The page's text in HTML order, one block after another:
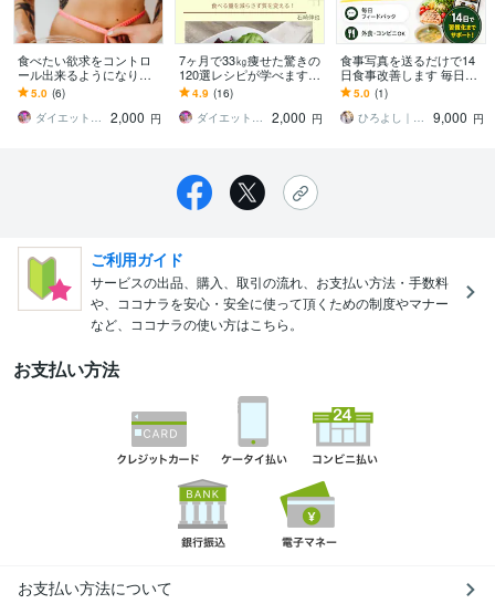
食べたい欲求をコントロ
ール出来るようになりま
す 食欲を満たしながら理
想の体型を実現する秘訣
を大公開！
5.0 (6)
ダイエットティーチャーやのへい
2,000 円
7ヶ月で33㎏痩せた驚きの
120選レシピが学べます
私が食べていた120個の痩
せ易い食材とそのレシピ
を大公開
4.9 (16)
ダイエットティーチャーやのへい
2,000 円
食事写真を送るだけで14
日食事改善します 毎日改
善点がわかるから無理な
く続けやすい
5.0 (1)
ひろよし｜外見改善トレーナー
9,000 円
ご利用ガイド
サービスの出品、購入、取引の流れ、お支払い方法・手数料
や、ココナラを安心・安全に使って頂くための制度やマナー
など、ココナラの使い方はこちら。
お支払い方法
お支払い方法について